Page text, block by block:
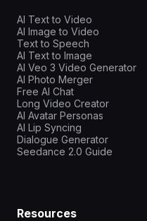
AI Text to Video
AI Image to Video
Text to Speech
AI Text to Image
AI Veo 3 Video Generator
AI Photo Merger
Free AI Chat
Long Video Creator
AI Avatar Personas
AI Lip Syncing
Dialogue Generator
Seedance 2.0 Guide
Resources